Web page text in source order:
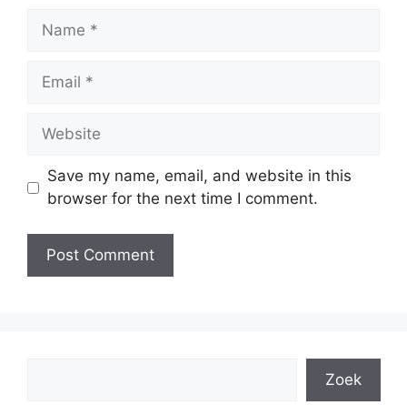
Name
Email
Website
Save my name, email, and website in this
browser for the next time I comment.
Zoek